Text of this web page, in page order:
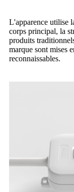
L'apparence utilise
corps principal, la
produits
marque sont mises
reconnaissables.